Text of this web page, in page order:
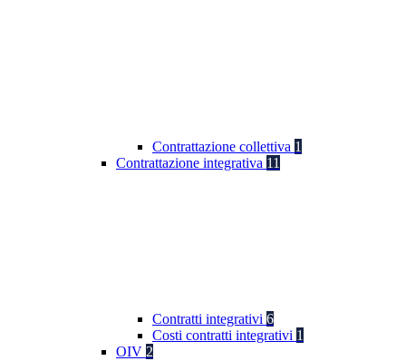
Contrattazione collettiva 1
Contrattazione integrativa 11
Contratti integrativi 6
Costi contratti integrativi 1
OIV 2